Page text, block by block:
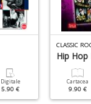
Digitale
5.90 €
CLASSIC
Hip Hop
Cartacea
9.90 €